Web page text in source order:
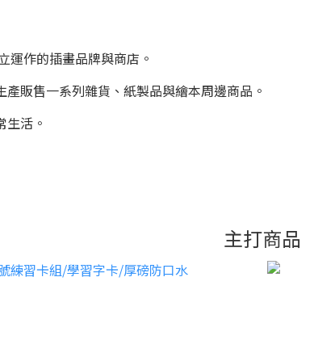
運作的插畫品牌與商店。
販售一系列雜貨、紙製品與繪本周邊商品。
活。
主打商品